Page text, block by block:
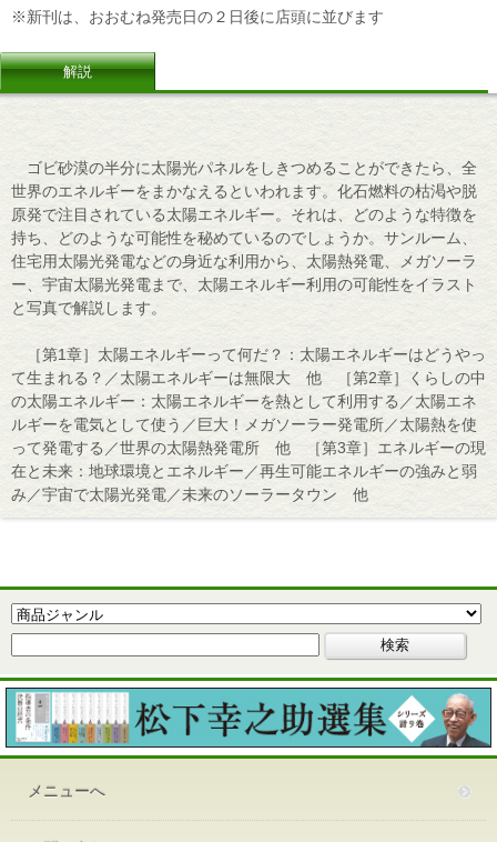
※新刊は、おおむね発売日の２日後に店頭に並びます
解説
ゴビ砂漠の半分に太陽光パネルをしきつめることができたら、全
世界のエネルギーをまかなえるといわれます。化石燃料の枯渇や脱
原発で注目されている太陽エネルギー。それは、どのような特徴を
持ち、どのような可能性を秘めているのでしょうか。サンルーム、
住宅用太陽光発電などの身近な利用から、太陽熱発電、メガソーラ
ー、宇宙太陽光発電まで、太陽エネルギー利用の可能性をイラスト
と写真で解説します。
［第1章］太陽エネルギーって何だ？：太陽エネルギーはどうやっ
て生まれる？／太陽エネルギーは無限大 他 ［第2章］くらしの中
の太陽エネルギー：太陽エネルギーを熱として利用する／太陽エネ
ルギーを電気として使う／巨大！メガソーラー発電所／太陽熱を使
って発電する／世界の太陽熱発電所 他 ［第3章］エネルギーの現
在と未来：地球環境とエネルギー／再生可能エネルギーの強みと弱
み／宇宙で太陽光発電／未来のソーラータウン 他
メニューへ